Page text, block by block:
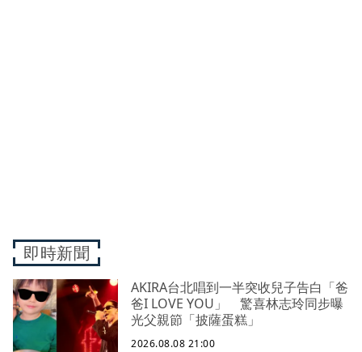
即時新聞
AKIRA台北唱到一半突收兒子告白「爸
爸I LOVE YOU」 驚喜林志玲同步曝
光父親節「披薩蛋糕」
2026.08.08 21:00